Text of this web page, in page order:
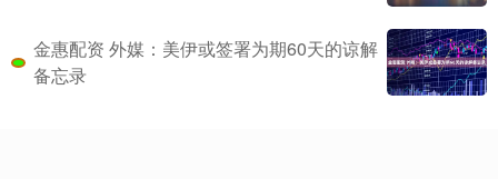
金惠配资 外媒：美伊或签署为期60天的谅解
备忘录